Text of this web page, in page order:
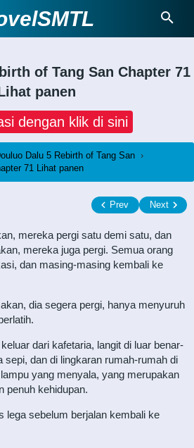
of Tang San Chapter 71
panen
dengan klik di sini
Dalu 5 Rebirth of Tang San ›
71 Lihat panen
Prev Next
mereka pergi satu demi satu, dan
mereka juga pergi. Semua orang
dan masing-masing kembali ke
dia segera pergi, hanya menyuruh
dari kafetaria, langit di luar benar-
sepi, dan di lingkaran rumah-rumah di
yang menyala, yang merupakan
penuh kehidupan.
lega sebelum berjalan kembali ke